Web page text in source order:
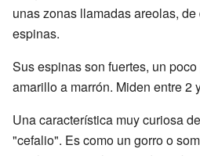
unas zonas llamadas areolas,
espinas.
Sus espinas son fuertes, un
amarillo a marrón. Miden entre 2
Una característica muy curiosa
"cefalio". Es como un gorro o